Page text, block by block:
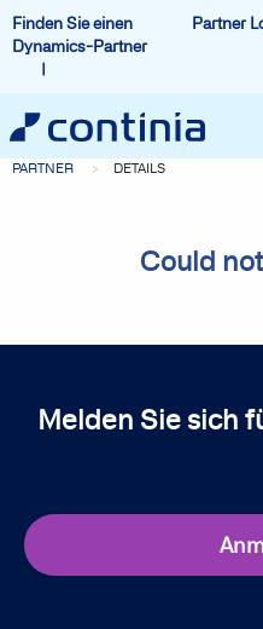
Finden Sie einen
Dynamics-Partner
Partner
PARTNER DETAILS
Could
Melden Sie sich